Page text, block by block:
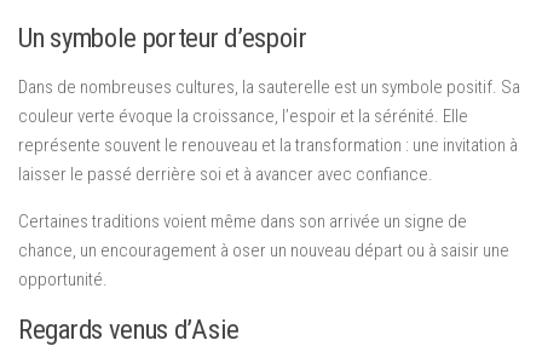
Un symbole porteur d’espoir
Dans de nombreuses cultures, la sauterelle est un symbole positif. Sa
couleur verte évoque la croissance, l’espoir et la sérénité. Elle
représente souvent le renouveau et la transformation : une invitation à
laisser le passé derrière soi et à avancer avec confiance.
Certaines traditions voient même dans son arrivée un signe de
chance, un encouragement à oser un nouveau départ ou à saisir une
opportunité.
Regards venus d’Asie